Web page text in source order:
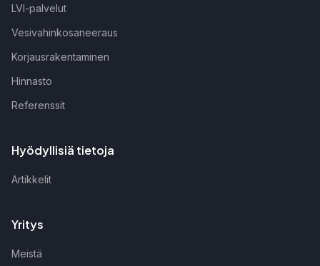
LVI-palvelut
Vesivahinkosaneeraus
Korjausrakentaminen
Hinnasto
Referenssit
Hyödyllisiä tietoja
Artikkelit
Yritys
Meistä